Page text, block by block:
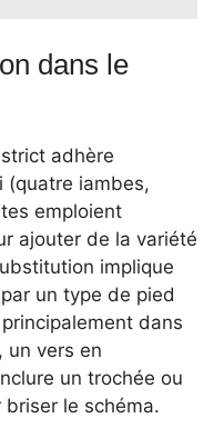
dans le
adhère
(quatre iambes,
emploient
ajouter de la variété
implique
un type de pied
dans
un vers en
un trochée ou
le schéma.